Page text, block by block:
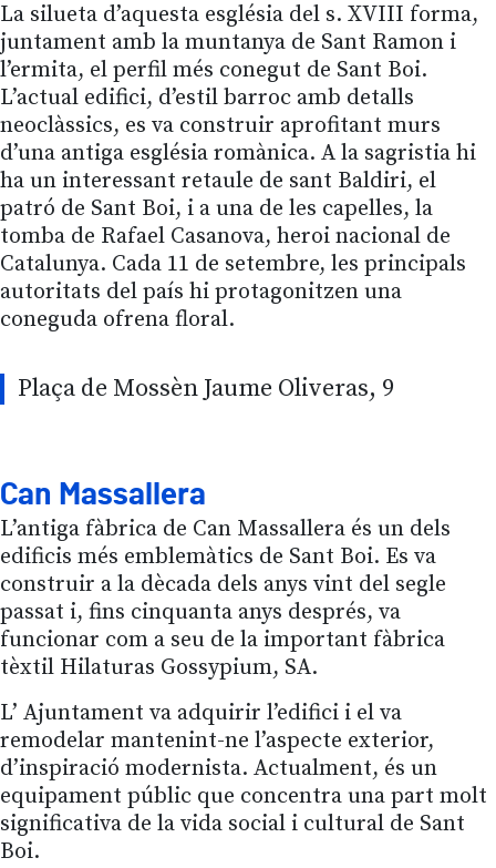
La silueta d’aquesta església del s. XVIII forma,
juntament amb la muntanya de Sant Ramon i
l’ermita, el perfil més conegut de Sant Boi.
L’actual edifici, d’estil barroc amb detalls
neoclàssics, es va construir aprofitant murs
d’una antiga església romànica. A la sagristia hi
ha un interessant retaule de sant Baldiri, el
patró de Sant Boi, i a una de les capelles, la
tomba de Rafael Casanova, heroi nacional de
Catalunya. Cada 11 de setembre, les principals
autoritats del país hi protagonitzen una
coneguda ofrena floral.
Plaça de Mossèn Jaume Oliveras, 9
Can Massallera
L’antiga fàbrica de Can Massallera és un dels
edificis més emblemàtics de Sant Boi. Es va
construir a la dècada dels anys vint del segle
passat i, fins cinquanta anys després, va
funcionar com a seu de la important fàbrica
tèxtil Hilaturas Gossypium, SA.
L’ Ajuntament va adquirir l’edifici i el va
remodelar mantenint-ne l’aspecte exterior,
d’inspiració modernista. Actualment, és un
equipament públic que concentra una part molt
significativa de la vida social i cultural de Sant
Boi.